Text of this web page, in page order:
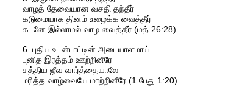
வாழத் தேவையான வசதி தந்தீர்
கடுமையாக தினம் உழைக்க வைத்தீர்
கடனே இல்லாமல் வாழ வைத்தீர் (மத் 26:28)
6. புதிய உடன்பாட்டின் அடையாளமாய்
புனித இரத்தம் ஊற்றினீரே
சத்திய ஜீவ வார்த்தையாலே
மரித்த வாழ்வையே மாற்றினீரே (1 பேது 1:20)